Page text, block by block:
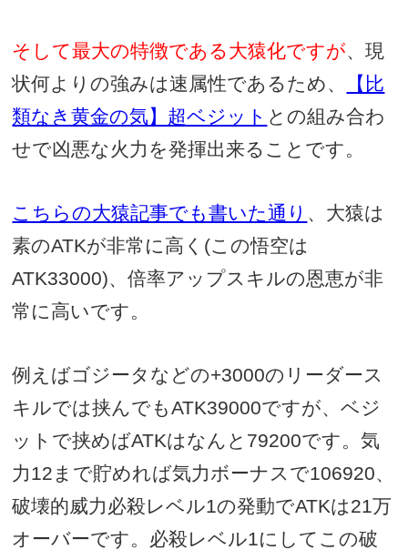
そして最大の特徴である大猿化ですが、現
状何よりの強みは速属性であるため、
【比
類なき黄金の気】超ベジット との組み合わ
せで凶悪な火力を発揮出来ることです。
こちらの大猿記事でも書いた通り 、大猿は
素のATKが非常に高く (この悟空は
ATK33000)、倍率アップスキルの恩恵が非
常に高いです。
例えばゴジータなどの+3000のリーダース
キルでは挟んでもATK39000ですが、ベジ
ットで挟めばATKはなんと 79200です。気
力12 まで貯めれば気力ボーナスで106920、
破壊的威力必殺レベル1の発動でATKは21万
オーバーです。必殺レベル1にしてこの破